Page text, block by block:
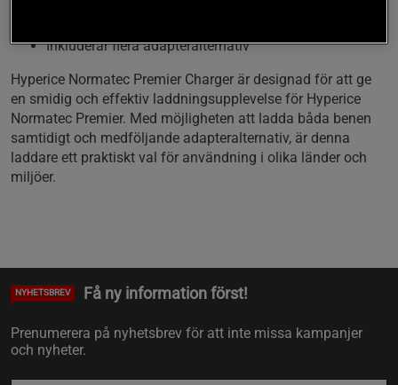
Inkluderar flera adapteralternativ
Hyperice Normatec Premier Charger är designad för att ge
en smidig och effektiv laddningsupplevelse för Hyperice
Normatec Premier. Med möjligheten att ladda båda benen
samtidigt och medföljande adapteralternativ, är denna
laddare ett praktiskt val för användning i olika länder och
miljöer.
NYHETSBREV Få ny information först!
Prenumerera på nyhetsbrev för att inte missa kampanjer
och nyheter.